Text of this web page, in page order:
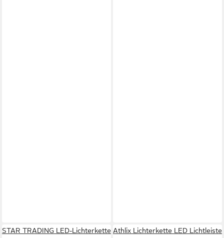
STAR TRADING LED-Lichterkette Athlix Lichterkette LED Lichtleiste